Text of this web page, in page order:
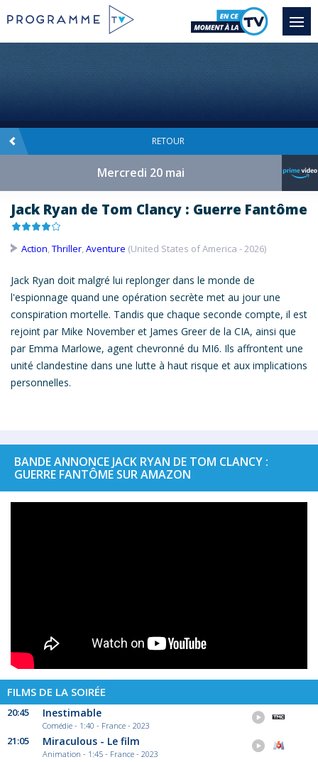
RETOUR
Mercredi 20 mai
Jack Ryan de Tom Clancy : Guerre Fantôme
Action,Thriller,Aventure (United States of America - 2026)
Jack Ryan doit malgré lui replonger dans le monde de
l'espionnage quand une opération secrète met au jour une
conspiration mortelle. Tandis que chaque seconde compte, il est
rejoint par Mike November et James Greer de la CIA, ainsi que
par Emma Marlowe, agent chevronné du MI6. Ils affrontent une
unité clandestine dans une lutte à haut risque et aux implications
personnelles.
BANDE ANNONCE JACK RYAN DE TOM CLANCY :
GUERRE FANTÔME SUR AMAZON
FILMS DE LA SOIRÉE
20:45 Inestimable
Comédie - 1:40 - France - 2023
21:05 Miraculous - Le film
Animation - 1:45 - France - 2023